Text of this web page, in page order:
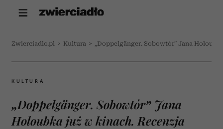
Zwierciadlo.pl > Kultura > „Doppelgänger. Sobowtór” Jana
KULTURA
„Doppelgänger. Sobowtór” Jana
Holoubka już w kinach. Recenzja